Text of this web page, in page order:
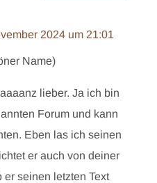
2024 um 21:01
Name)
lieber. Ja ich bin
Forum und kann
Eben las ich seinen
er auch von deiner
er seinen letzten Text